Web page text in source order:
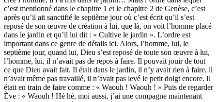
c’est mentionné dans le chapitre 1 et le chapitre 2 de Genèse, c’est
après qu’il ait sanctifié le septième jour où c’est écrit qu’il s’est
reposé de son œuvre de création à lui, que là, on voit l’homme placé
dans le jardin et qu’il lui dit : « Cultive le jardin ». L’ordre est
important dans ce genre de détails ici. Alors, l’homme, lui, le
septième jour, quand lui, Dieu s’est reposé de toute son œuvre à lui,
l’homme, lui, il n’avait pas de repos à faire. Il pouvait jouir de tout
ce que Dieu avait fait. Il était dans le jardin, il n’y avait rien à faire, il
n’avait même pas travaillé, il n’avait pas levé le petit doigt encore. Il
était en train de faire comme : « Waouh ! Waouh ! » Puis de regarder
Ève : « Waouh ! Hé hé, moi aussi, j’ai une compagne maintenant